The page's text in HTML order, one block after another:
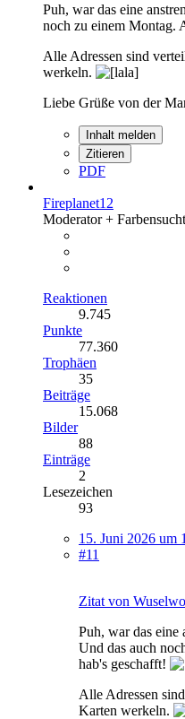
Puh, war das eine
noch zu einem Montag.
Alle Adressen sind
werkeln.
Liebe Grüße von der
Inhalt melden
Zitieren
PDF
Fireplanet12
Moderator +
Reaktionen
9.745
Punkte
77.360
Trophäen
35
Beiträge
15.068
Bilder
88
Einträge
2
Lesezeichen
93
15. Juni 2026 um
#11
Zitat von
Puh, war das eine
Und das auch
hab's geschafft!
Alle Adressen
Karten werkeln.